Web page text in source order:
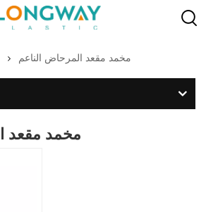
مخمد مقعد المرحاض الناعم
مخمد مقعد